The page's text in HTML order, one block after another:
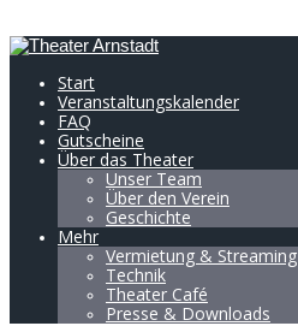
Start
Veranstaltungskalender
FAQ
Gutscheine
Über das Theater
Unser Team
Über den Verein
Geschichte
Mehr
Vermietung & Streaming
Technik
Theater Café
Presse & Downloads